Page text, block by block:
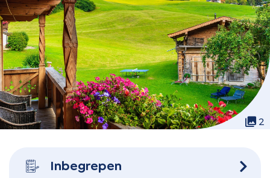
2
Inbegrepen